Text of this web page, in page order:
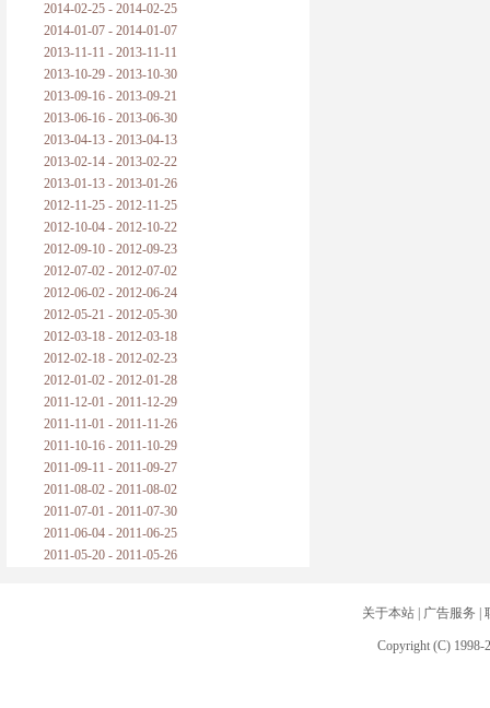
2014-02-25 - 2014-02-25
2014-01-07 - 2014-01-07
2013-11-11 - 2013-11-11
2013-10-29 - 2013-10-30
2013-09-16 - 2013-09-21
2013-06-16 - 2013-06-30
2013-04-13 - 2013-04-13
2013-02-14 - 2013-02-22
2013-01-13 - 2013-01-26
2012-11-25 - 2012-11-25
2012-10-04 - 2012-10-22
2012-09-10 - 2012-09-23
2012-07-02 - 2012-07-02
2012-06-02 - 2012-06-24
2012-05-21 - 2012-05-30
2012-03-18 - 2012-03-18
2012-02-18 - 2012-02-23
2012-01-02 - 2012-01-28
2011-12-01 - 2011-12-29
2011-11-01 - 2011-11-26
2011-10-16 - 2011-10-29
2011-09-11 - 2011-09-27
2011-08-02 - 2011-08-02
2011-07-01 - 2011-07-30
2011-06-04 - 2011-06-25
2011-05-20 - 2011-05-26
关于本站| 广告服务
Copyright (C) 1998-